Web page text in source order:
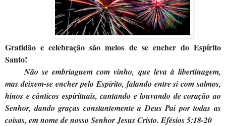
Gratidão e celebração são meios de se encher do Espírito
Santo!
Não se embriaguem com vinho, que leva à libertinagem,
mas deixem-se encher pelo Espírito, falando entre si com salmos,
hinos e cânticos espirituais, cantando e louvando de coração ao
Senhor, dando graças constantemente a Deus Pai por todas as
coisas, em nome de nosso Senhor Jesus Cristo. Efésios 5:18-20